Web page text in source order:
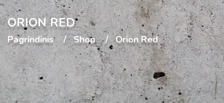
ORION RED
Pagrindinis Shop Orion Red